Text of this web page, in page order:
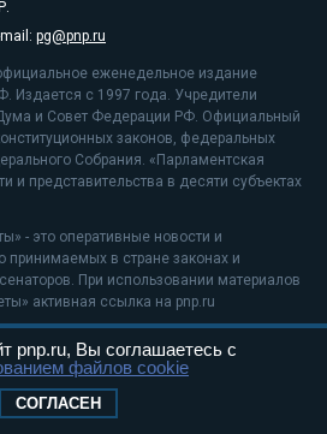
pg@pnp.ru
еженедельное издание
Издается с 1997 года. Учредители
и Совет Федерации РФ. Официальный
законов, федеральных
Собрания. «Парламентская
и представительства в десяти субъектах
- это оперативные новости и
принимаемых в стране законах и
При использовании материалов
активная ссылка на pnp.ru
применяютсярекомендательные
данных
pnp.ru, Вы соглашаетесь с
файлов cookie
СОГЛАСЕН